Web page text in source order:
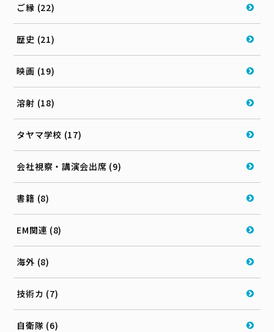
ご縁 (22)
歴史 (21)
映画 (19)
溶射 (18)
タヤマ学校 (17)
会社視察・講演会出席 (9)
書籍 (8)
EM関連 (8)
海外 (8)
技術カ (7)
自衛隊 (6)